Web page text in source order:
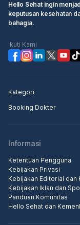
Hello Sehat ingin
keputusan kesehatan
bahagia.
Ikuti Kami
Kategori
Booking Dokter
Informasi
Ketentuan Pengguna
Kebijakan Privasi
Kebijakan Editorial dan
Kebijakan Iklan dan
Panduan Komunitas
Hello Sehat dan